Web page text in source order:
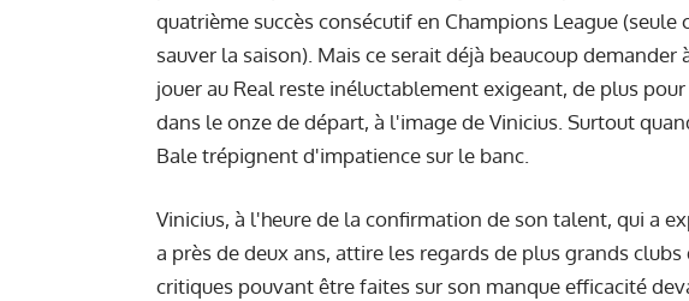
quatrième succès consécutif en Champions League
sauver la saison). Mais ce serait déjà beaucoup
jouer au Real reste inéluctablement exigeant, de plus
dans le onze de départ, à l'image de Vinicius. Surtout
Bale trépignent d'impatience sur le banc.
Vinicius, à l'heure de la confirmation de son talent, qui a
a près de deux ans, attire les regards de plus grands
critiques pouvant être faites sur son manque efficacité